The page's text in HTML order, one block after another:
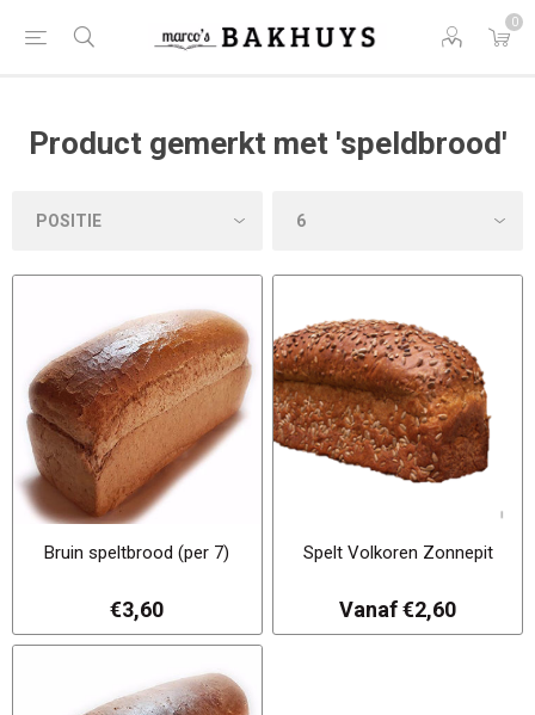
0
Product gemerkt met 'speldbrood'
Bruin speltbrood (per 7)
€3,60
Spelt Volkoren Zonnepit
Vanaf €2,60